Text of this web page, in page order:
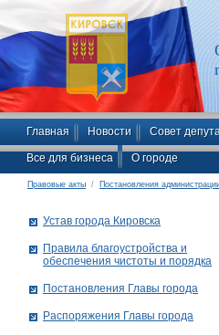
Главная Новости Совет
Все для бизнеса О городе
Правовые акты / Постановления
Устав города Кировска
Правила благоустройства и
обеспечения чистоты и порядка
Постановления Главы города
Распоряжения Главы города